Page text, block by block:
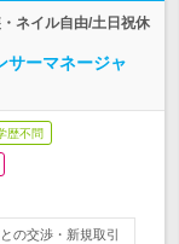
ネイル自由/土日祝休
サーマネージャ
歴不問
の交渉・新規取引